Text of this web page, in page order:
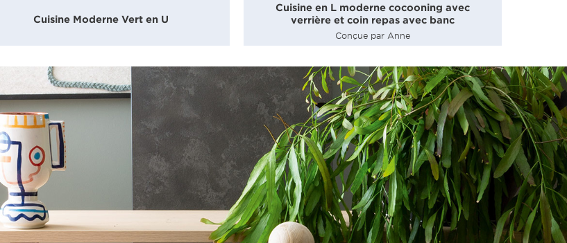
Cuisine Moderne Vert en U
Cuisine en L moderne cocooning avec
verrière et coin repas avec banc
Conçue par Anne